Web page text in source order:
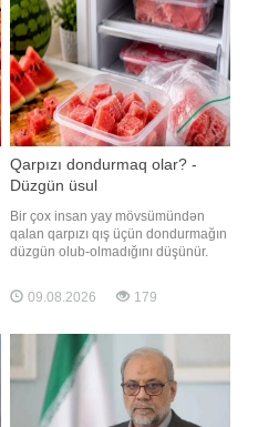
Senat Blanşın namizədliyin
Qarpızı dondurmaq olar? -
Düzgün üsul
Bir çox insan yay mövsümündən
qalan qarpızı qış üçün dondurmağın
düzgün olub-olmadığını düşünür.
dondurmaq mümkündür, lakin bu,
onun quruluşunu əhəmiyyətli
dondurulmuş qarpız qida dəyərini
itirmir və sağlamlıq üçün təhlükəli
olmur
09.08.2026 179